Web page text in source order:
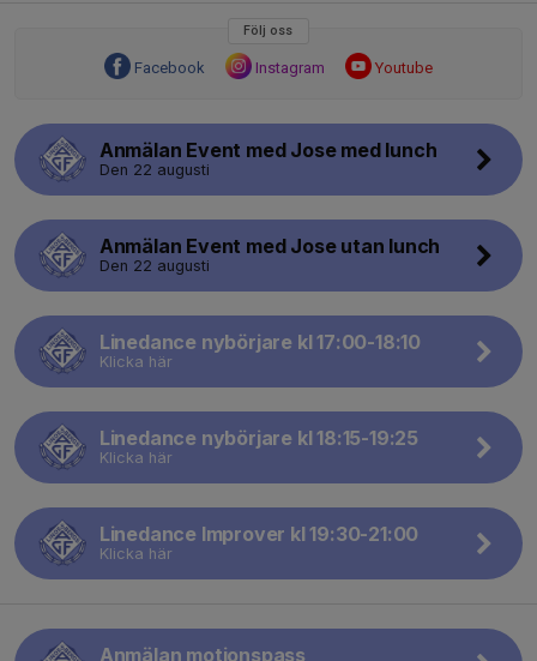
Följ oss
Facebook Instagram Youtube
Anmälan Event med Jose med lunch
Den 22 augusti
Anmälan Event med Jose utan lunch
Den 22 augusti
Linedance nybörjare kl 17:00-18:10
Klicka här
Linedance nybörjare kl 18:15-19:25
Klicka här
Linedance Improver kl 19:30-21:00
Klicka här
Anmälan motionspass